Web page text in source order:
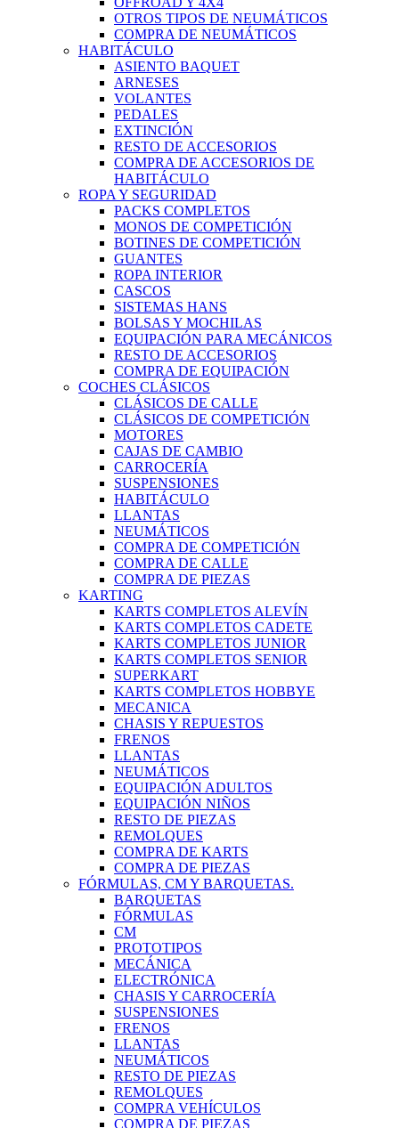
OTROS TIPOS DE NEUMÁTICOS
COMPRA DE NEUMÁTICOS
HABITÁCULO
ASIENTO BAQUET
ARNESES
VOLANTES
PEDALES
EXTINCIÓN
RESTO DE ACCESORIOS
COMPRA DE ACCESORIOS DE
HABITÁCULO
ROPA Y SEGURIDAD
PACKS COMPLETOS
MONOS DE COMPETICIÓN
BOTINES DE COMPETICIÓN
GUANTES
ROPA INTERIOR
CASCOS
SISTEMAS HANS
BOLSAS Y MOCHILAS
EQUIPACIÓN PARA MECÁNICOS
RESTO DE ACCESORIOS
COMPRA DE EQUIPACIÓN
COCHES CLÁSICOS
CLÁSICOS DE CALLE
CLÁSICOS DE COMPETICIÓN
MOTORES
CAJAS DE CAMBIO
CARROCERÍA
SUSPENSIONES
HABITÁCULO
LLANTAS
NEUMÁTICOS
COMPRA DE COMPETICIÓN
COMPRA DE CALLE
COMPRA DE PIEZAS
KARTING
KARTS COMPLETOS ALEVÍN
KARTS COMPLETOS CADETE
KARTS COMPLETOS JUNIOR
KARTS COMPLETOS SENIOR
SUPERKART
KARTS COMPLETOS HOBBYE
MECANICA
CHASIS Y REPUESTOS
FRENOS
LLANTAS
NEUMÁTICOS
EQUIPACIÓN ADULTOS
EQUIPACIÓN NIÑOS
RESTO DE PIEZAS
REMOLQUES
COMPRA DE KARTS
COMPRA DE PIEZAS
FÓRMULAS, CM Y BARQUETAS.
BARQUETAS
FÓRMULAS
CM
PROTOTIPOS
MECÁNICA
ELECTRÓNICA
CHASIS Y CARROCERÍA
SUSPENSIONES
FRENOS
LLANTAS
NEUMÁTICOS
RESTO DE PIEZAS
REMOLQUES
COMPRA VEHÍCULOS
COMPRA DE PIEZAS